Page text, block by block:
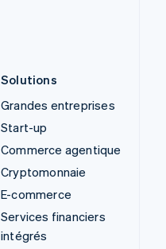
Solutions
Grandes entreprises
Start-up
Commerce agentique
Cryptomonnaie
E-commerce
Services financiers
intégrés